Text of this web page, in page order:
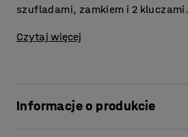
szufladami, zamkiem i 2 kluczami.
Czytaj więcej
Informacje o produkcie